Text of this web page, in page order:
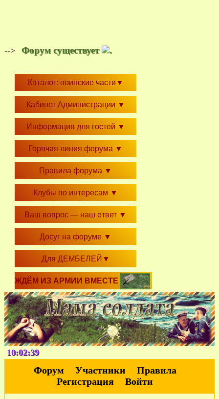
--> Форум существует .
Каталог: воинские части ▼
Кабинет Администрации ▼
Информация для гостей ▼
Горячая линия форума ▼
Правила форума ▼
Клубы по интересам ▼
Ваш вопрос — наш ответ ▼
Досуг на форуме ▼
Для ДЕМБЕЛЕЙ ▼
ЖДЁМ ИЗ АРМИИ ВМЕСТЕ
10:02:39
Форум Участники
Правила
Регистрация
Войти